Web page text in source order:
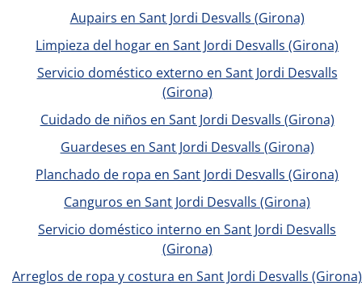
Aupairs en Sant Jordi Desvalls (Girona)
Limpieza del hogar en Sant Jordi Desvalls (Girona)
Servicio doméstico externo en Sant Jordi Desvalls
(Girona)
Cuidado de niños en Sant Jordi Desvalls (Girona)
Guardeses en Sant Jordi Desvalls (Girona)
Planchado de ropa en Sant Jordi Desvalls (Girona)
Canguros en Sant Jordi Desvalls (Girona)
Servicio doméstico interno en Sant Jordi Desvalls
(Girona)
Arreglos de ropa y costura en Sant Jordi Desvalls (Girona)